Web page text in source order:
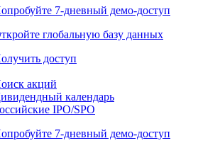
7-дневный демо-доступ
глобальную базу данных
доступ
акций
календарь
IPO/SPO
7-дневный демо-доступ